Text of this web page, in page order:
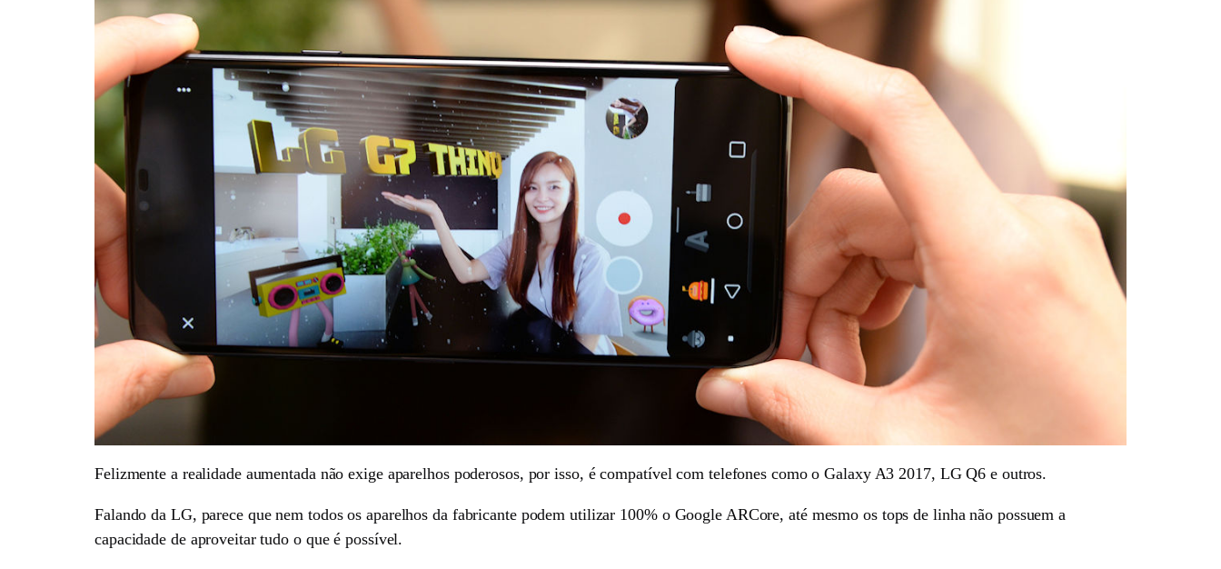
Felizmente a realidade aumentada não exige aparelhos poderosos, por isso, é compatível com telefones como o Galaxy A3 2017, LG Q6 e outros.
Falando da LG, parece que nem todos os aparelhos da fabricante podem utilizar 100% o Google ARCore, até mesmo os tops de linha não possuem a
capacidade de aproveitar tudo o que é possível.